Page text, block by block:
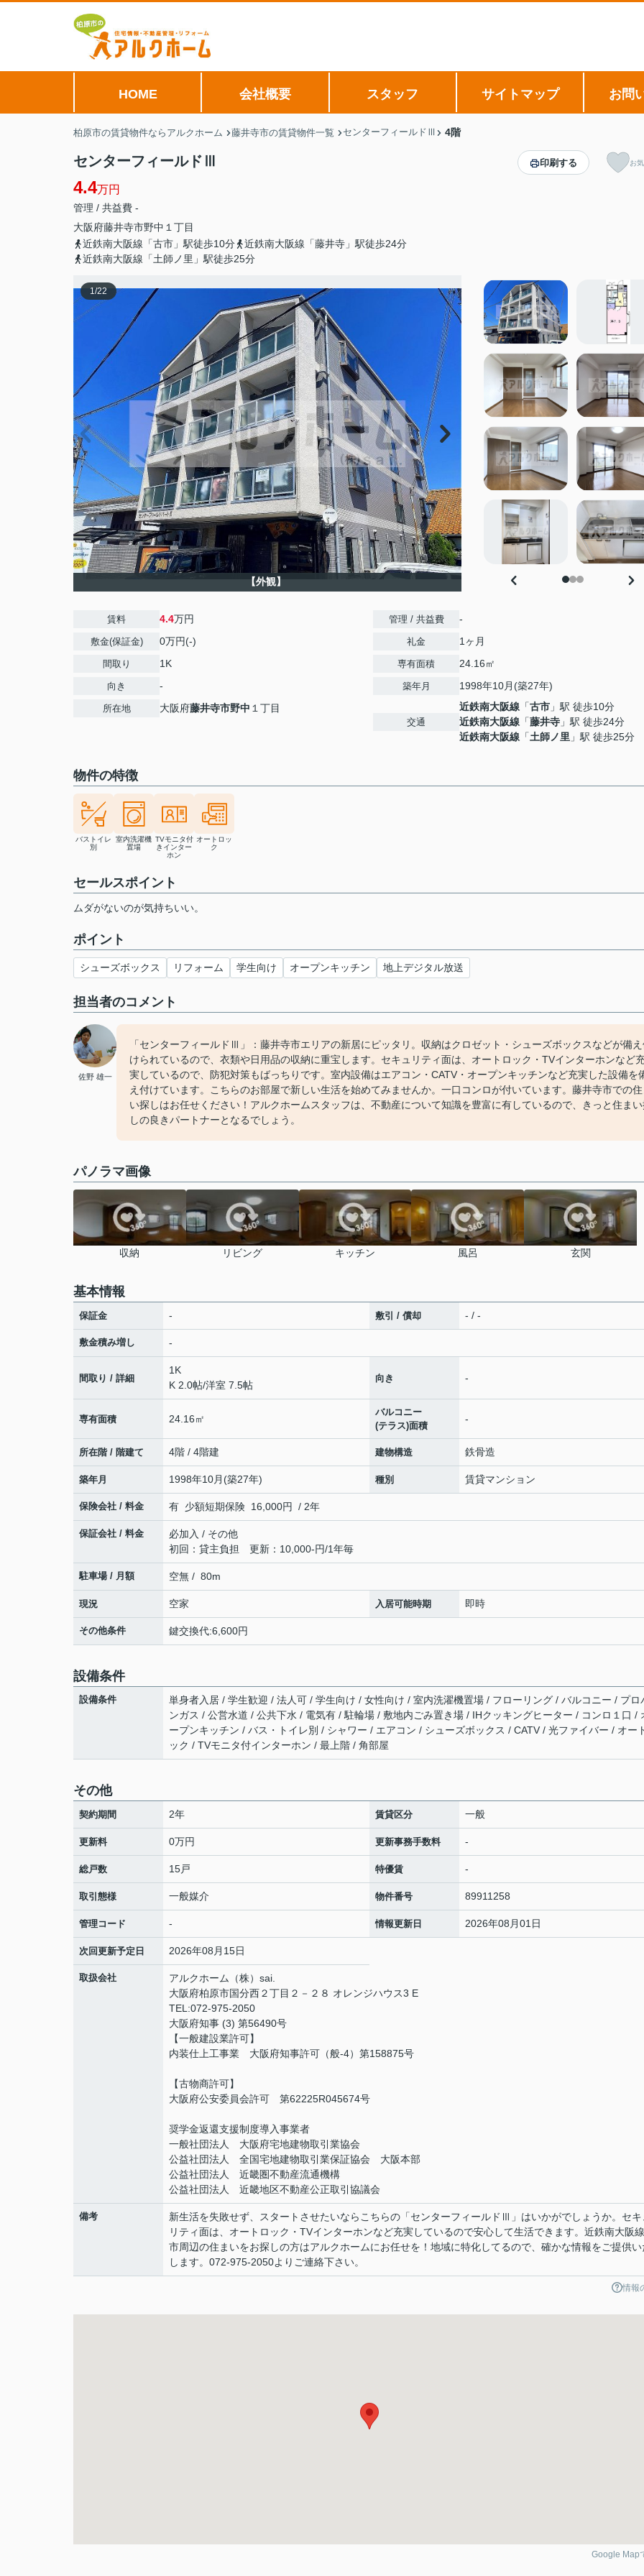
HOME 会社概要 スタッフ サイトマップ お問
柏原市の賃貸物件ならアルクホーム 藤井寺市の賃貸物件一覧 センターフィールドⅢ 4階
センターフィールドⅢ
4.4万円
管理 / 共益費 -
大阪府藤井寺市野中 １丁目
近鉄南大阪線「古市」駅徒歩10分
近鉄南大阪線「藤井寺」駅徒歩24分
近鉄南大阪線「土師ノ里」駅徒歩25分
印刷する お
1/22
【外観】
賃料 4.4万円
敷金(保証金) 0万円(-)
間取り 1K
向き -
所在地 大阪府藤井寺市野中 １丁目
管理 / 共益費 -
礼金 1ヶ月
専有面積 24.16㎡
築年月 1998年10月(築27年)
交通
近鉄南大阪線 「古市 」駅 徒歩10分
近鉄南大阪線 「藤井寺 」駅 徒歩24分
近鉄南大阪線 「土師ノ里 」駅 徒歩25分
物件の特徴
バストイレ
別
室内洗濯機
置場
TVモニタ付
きインター
ホン
オートロッ
ク
セールスポイント
ムダがないのが気持ちいい。
ポイント
シューズボックス リフォーム 学生向け オープンキッチン 地上デジタル放送
担当者のコメント
佐野 雄一
「センターフィールドⅢ」：藤井寺市エリアの新居にピッタリ。収納はクロゼット・シューズボックスなどが備
けられているので、衣類や日用品の収納に重宝します。セキュリティ面は、オートロック・TVインターホンなど
実しているので、防犯対策もばっちりです。室内設備はエアコン・CATV・オープンキッチンなど充実した設備を
え付けています。こちらのお部屋で新しい生活を始めてみませんか。一口コンロが付いています。藤井寺市での住
い探しはお任せください！アルクホームスタッフは、不動産について知識を豊富に有しているので、きっと住まい
しの良きパートナーとなるでしょう。
パノラマ画像
収納 リビング キッチン 風呂 玄関
基本情報
保証金 - 敷引 / 償却 - / -
敷金積み増し -
間取り / 詳細
1K
K 2.0帖/洋室 7.5帖
向き -
専有面積 24.16㎡
バルコニー
(テラス)面積
-
所在階 / 階建て 4階 / 4階建 建物構造 鉄骨造
築年月 1998年10月(築27年) 種別 賃貸マンション
保険会社 / 料金 有 少額短期保険 16,000円 / 2年
保証会社 / 料金
必加入 / その他
初回：貸主負担 更新：10,000-円/1年毎
駐車場 / 月額 空無 / 80m
現況 空家 入居可能時期 即時
その他条件 鍵交換代:6,600円
設備条件
設備条件
単身者入居 / 学生歓迎 / 法人可 / 学生向け / 女性向け / 室内洗濯機置場 / フローリング / バルコニー / プロ
ンガス / 公営水道 / 公共下水 / 電気有 / 駐輪場 / 敷地内ごみ置き場 / IHクッキングヒーター / コンロ１口 /
ープンキッチン / バス・トイレ別 / シャワー / エアコン / シューズボックス / CATV / 光ファイバー / オー
ック / TVモニタ付インターホン / 最上階 / 角部屋
その他
契約期間 2年 賃貸区分 一般
更新料 0万円 更新事務手数料 -
総戸数 15戸 特優賃 -
取引態様 一般媒介 物件番号 89911258
管理コード - 情報更新日 2026年08月01日
次回更新予定日 2026年08月15日
取扱会社
アルクホーム（株）sai.
大阪府柏原市国分西２丁目２－２８ オレンジハウス3 E
TEL:072-975-2050
大阪府知事 (3) 第56490号
【一般建設業許可】
内装仕上工事業 大阪府知事許可（般-4）第158875号
【古物商許可】
大阪府公安委員会許可 第62225R045674号
奨学金返還支援制度導入事業者
一般社団法人 大阪府宅地建物取引業協会
公益社団法人 全国宅地建物取引業保証協会 大阪本部
公益社団法人 近畿圏不動産流通機構
公益社団法人 近畿地区不動産公正取引協議会
備考
新生活を失敗せず、スタートさせたいならこちらの「センターフィールドⅢ」はいかがでしょうか。セキ
リティ面は、オートロック・TVインターホンなど充実しているので安心して生活できます。近鉄南大阪
市周辺の住まいをお探しの方はアルクホームにお任せを！地域に特化してるので、確かな情報をご提供い
します。072-975-2050よりご連絡下さい。
情報
Google Map